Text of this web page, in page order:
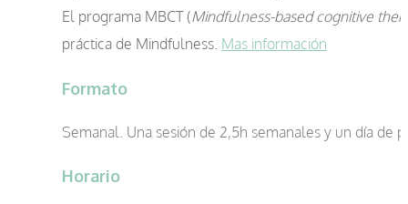
El programa MBCT (Mindfulness-based cognitive
práctica de Mindfulness. Mas información
Formato
Semanal. Una sesión de 2,5h semanales y un día de
Horario